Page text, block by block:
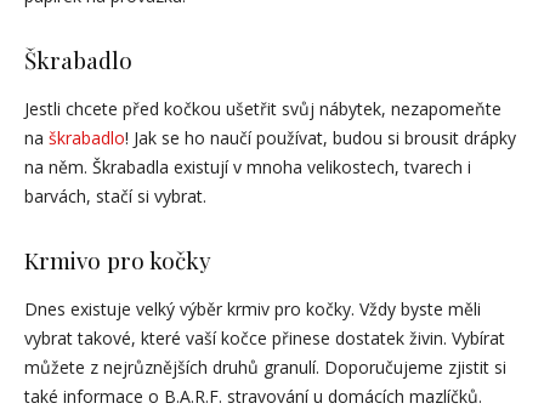
Škrabadlo
Jestli chcete před kočkou ušetřit svůj nábytek, nezapomeňte
na škrabadlo! Jak se ho naučí používat, budou si brousit drápky
na něm. Škrabadla existují v mnoha velikostech, tvarech i
barvách, stačí si vybrat.
Krmivo pro kočky
Dnes existuje velký výběr krmiv pro kočky. Vždy byste měli
vybrat takové, které vaší kočce přinese dostatek živin. Vybírat
můžete z nejrůznějších druhů granulí. Doporučujeme zjistit si
také informace o B.A.R.F. stravování u domácích mazlíčků.